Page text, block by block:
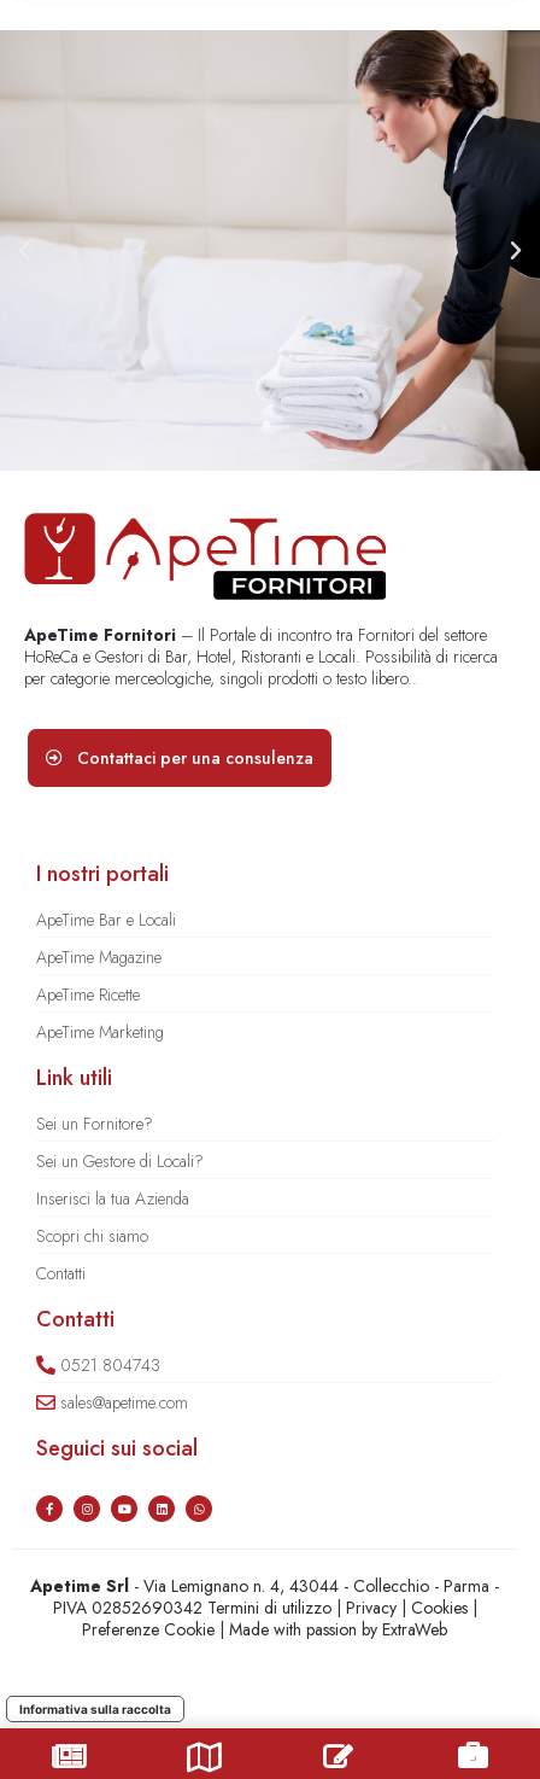
ApeTime Fornitori – Il Portale di incontro tra Fornitori del settore
HoReCa e Gestori di Bar, Hotel, Ristoranti e Locali. Possibilità di ricerca
per categorie merceologiche, singoli prodotti o testo libero..
Contattaci per una consulenza
I nostri portali
ApeTime Bar e Locali
ApeTime Magazine
ApeTime Ricette
ApeTime Marketing
Link utili
Sei un Fornitore?
Sei un Gestore di Locali?
Inserisci la tua Azienda
Scopri chi siamo
Contatti
Contatti
0521.804743
sales@apetime.com
Seguici sui social
Apetime Srl - Via Lemignano n. 4, 43044 - Collecchio - Parma -
PIVA 02852690342 Termini di utilizzo| Privacy| Cookies|
Preferenze Cookie | Made with passion byExtraWeb
Informativa sulla raccolta